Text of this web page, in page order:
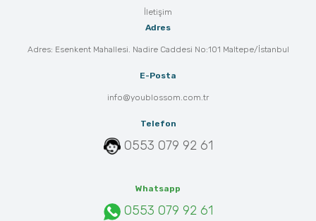
İletişim
Adres
Adres: Esenkent Mahallesi. Nadire Caddesi No:101 Maltepe/İstanbul
E-Posta
info@youblossom.com.tr
Telefon
0553 079 92 61
Whatsapp
0553 079 92 61